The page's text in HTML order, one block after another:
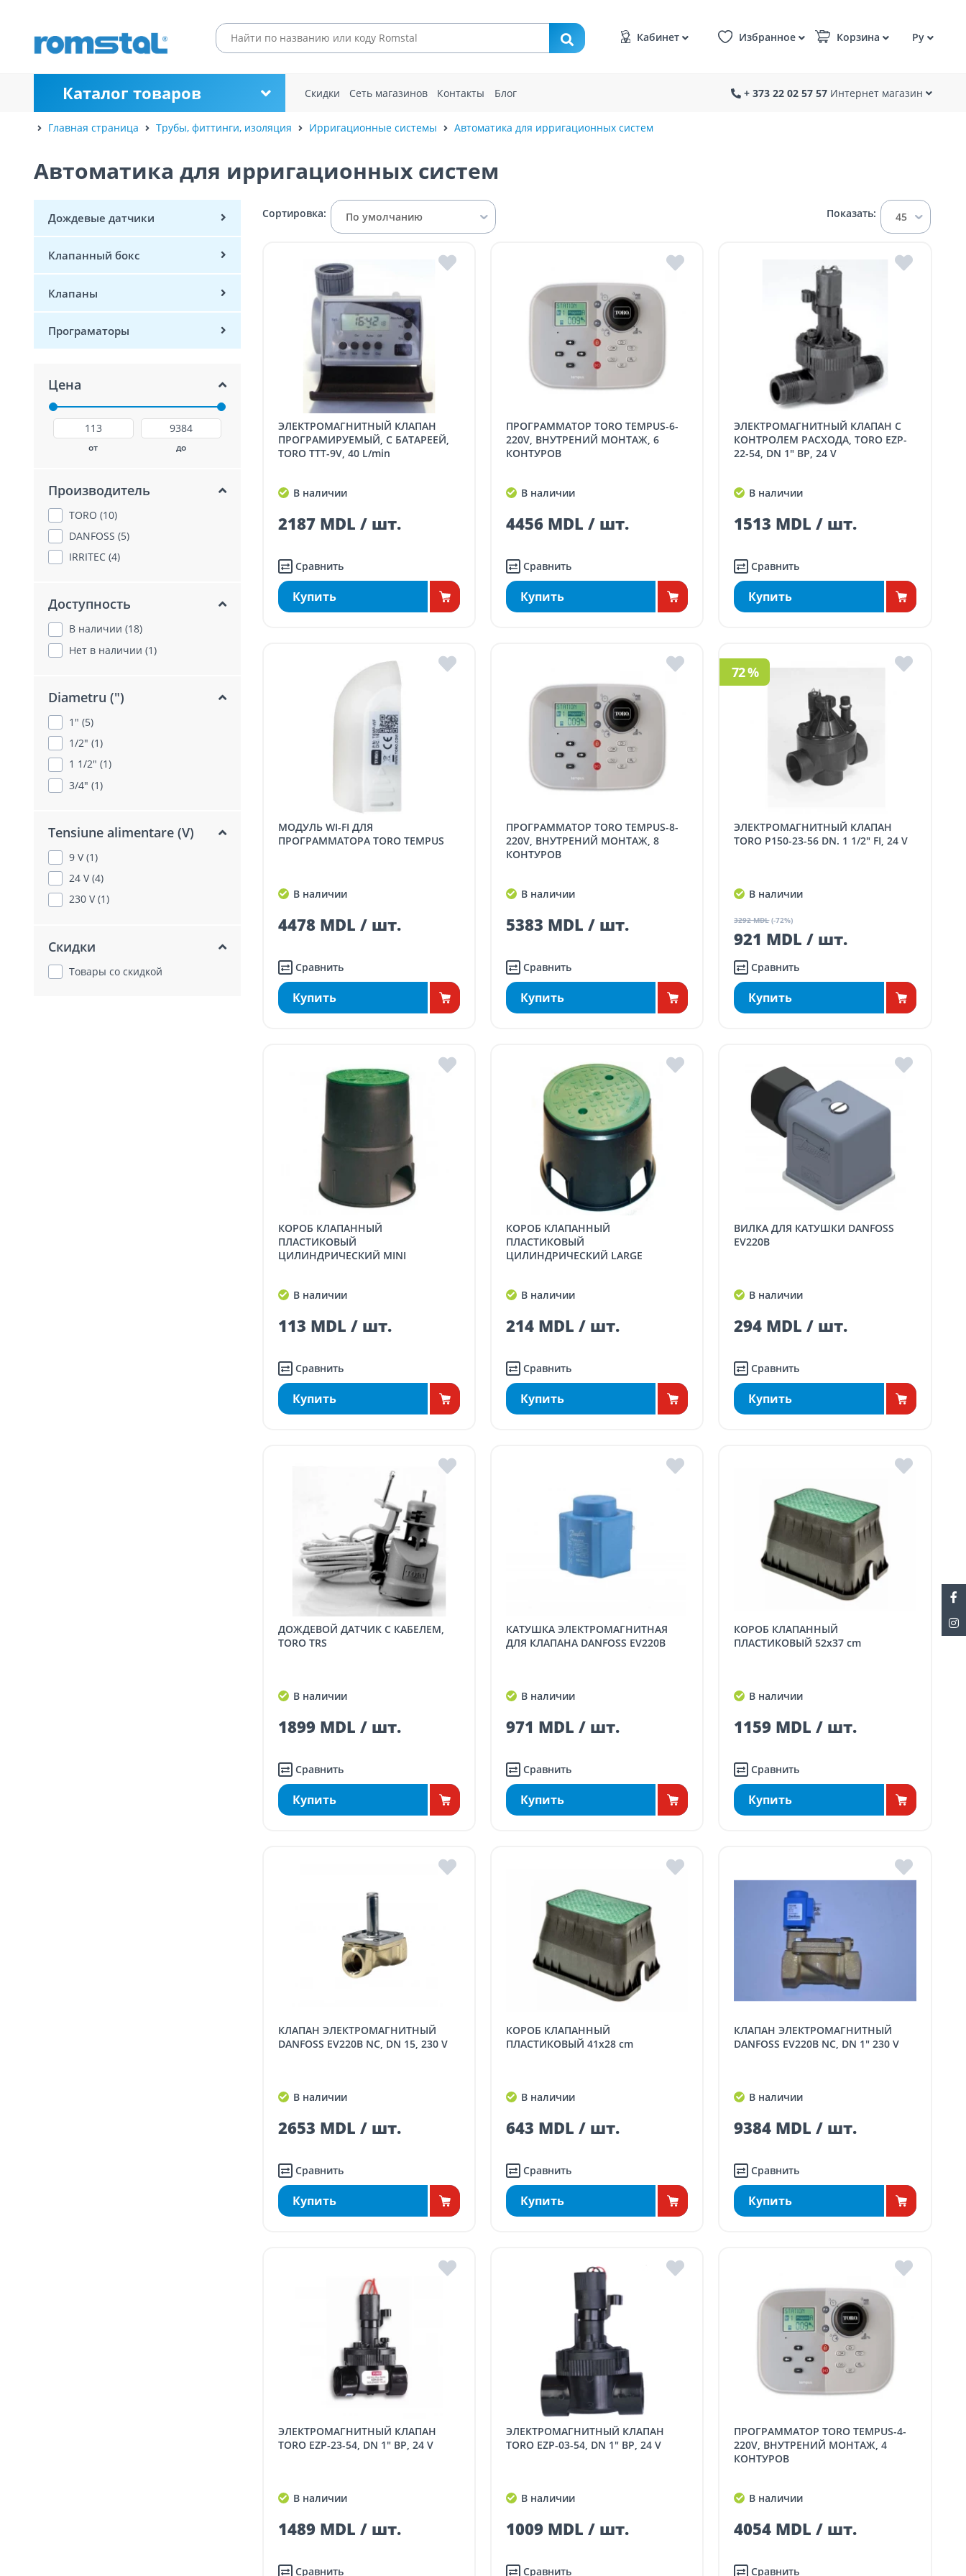
Кабинет Избранное Корзина Ру
Каталог товаров Скидки Сеть магазинов Контакты Блог + 373 22 02 57 57 Интернет магазин
Главная страница Трубы, фиттинги, изоляция Ирригационные системы Автоматика для ирригационных систем
Автоматика для ирригационных систем
Дождевые датчики
Клапанный бокс
Клапаны
Програматоры
Цена
от до
Производитель
TORO (10)
DANFOSS (5)
IRRITEC (4)
Доступность
В наличии (18)
Нет в наличии (1)
Diametru (")
1" (5)
1/2" (1)
1 1/2" (1)
3/4" (1)
Tensiune alimentare (V)
9 V (1)
24 V (4)
230 V (1)
Скидки
Товары со скидкой
Сортировка: По умолчанию Показать: 45
ЭЛЕКТРОМАГНИТНЫЙ КЛАПАН
ПРОГРАМИРУЕМЫЙ, С БАТАРЕЕЙ,
TORO TTT-9V, 40 L/min
В наличии
2187 MDL / шт.
Сравнить
Купить
ПРОГРАММАТОР TORO TEMPUS-6-
220V, ВНУТРЕНИЙ МОНТАЖ, 6
КОНТУРОВ
В наличии
4456 MDL / шт.
Сравнить
Купить
ЭЛЕКТРОМАГНИТНЫЙ КЛАПАН С
КОНТРОЛЕМ РАСХОДА, TORO EZP-
22-54, DN 1" ВР, 24 V
В наличии
1513 MDL / шт.
Сравнить
Купить
МОДУЛЬ WI-FI ДЛЯ
ПРОГРАММАТОРА TORO TEMPUS
В наличии
4478 MDL / шт.
Сравнить
Купить
ПРОГРАММАТОР TORO TEMPUS-8-
220V, ВНУТРЕНИЙ МОНТАЖ, 8
КОНТУРОВ
В наличии
5383 MDL / шт.
Сравнить
Купить
ЭЛЕКТРОМАГНИТНЫЙ КЛАПАН
TORO P150-23-56 DN. 1 1/2" FI, 24 V
В наличии
3292 MDL(-72%)
921 MDL / шт.
72 %
Сравнить
Купить
КОРОБ КЛАПАННЫЙ
ПЛАСТИКОВЫЙ
ЦИЛИНДРИЧЕСКИЙ MINI
В наличии
113 MDL / шт.
Сравнить
Купить
КОРОБ КЛАПАННЫЙ
ПЛАСТИКОВЫЙ
ЦИЛИНДРИЧЕСКИЙ LARGE
В наличии
214 MDL / шт.
Сравнить
Купить
ВИЛКА ДЛЯ КАТУШКИ DANFOSS
EV220B
В наличии
294 MDL / шт.
Сравнить
Купить
ДОЖДЕВОЙ ДАТЧИК С КАБЕЛЕМ,
TORO TRS
В наличии
1899 MDL / шт.
Сравнить
Купить
КАТУШКА ЭЛЕКТРОМАГНИТНАЯ
ДЛЯ КЛАПАНА DANFOSS EV220B
В наличии
971 MDL / шт.
Сравнить
Купить
КОРОБ КЛАПАННЫЙ
ПЛАСТИКОВЫЙ 52x37 cm
В наличии
1159 MDL / шт.
Сравнить
Купить
КЛАПАН ЭЛЕКТРОМАГНИТНЫЙ
DANFOSS EV220B NC, DN 15, 230 V
В наличии
2653 MDL / шт.
Сравнить
Купить
КОРОБ КЛАПАННЫЙ
ПЛАСТИКОВЫЙ 41x28 cm
В наличии
643 MDL / шт.
Сравнить
Купить
КЛАПАН ЭЛЕКТРОМАГНИТНЫЙ
DANFOSS EV220B NC, DN 1" 230 V
В наличии
9384 MDL / шт.
Сравнить
Купить
ЭЛЕКТРОМАГНИТНЫЙ КЛАПАН
TORO EZP-23-54, DN 1" ВР, 24 V
В наличии
1489 MDL / шт.
Сравнить
ЭЛЕКТРОМАГНИТНЫЙ КЛАПАН
TORO EZP-03-54, DN 1" ВР, 24 V
В наличии
1009 MDL / шт.
Сравнить
ПРОГРАММАТОР TORO TEMPUS-4-
220V, ВНУТРЕНИЙ МОНТАЖ, 4
КОНТУРОВ
В наличии
4054 MDL / шт.
Сравнить